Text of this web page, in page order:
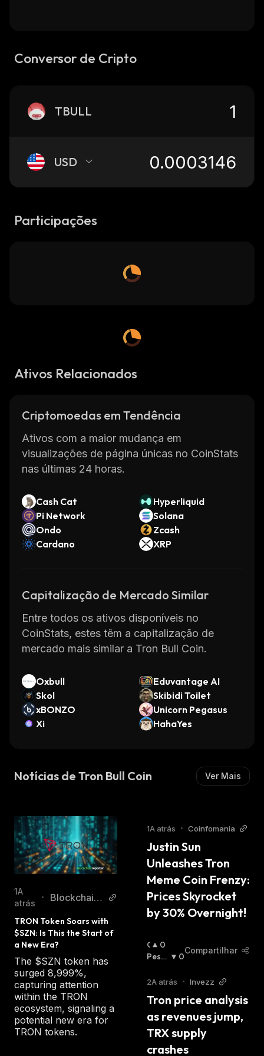
Conversor de Cripto
TBULL
USD
Participações
Ativos Relacionados
Criptomoedas em Tendência
Ativos com a maior mudança em
visualizações de página únicas no CoinStats
nas últimas 24 horas.
Cash Cat
Hyperliquid
Pi Network
Solana
Ondo
Zcash
Cardano
XRP
Capitalização de Mercado Similar
Entre todos os ativos disponíveis no
CoinStats, estes têm a capitalização de
mercado mais similar a Tron Bull Coin.
Oxbull
Eduvantage AI
Skol
Skibidi Toilet
xBONZO
Unicorn Pegasus
Xi
HahaYes
Notícias de Tron Bull Coin Ver Mais
1A
atrás
•
Blockchain
TRON Token Soars with
$SZN: Is This the Start of
a New Era?
The $SZN token has
surged 8,999%,
capturing attention
within the TRON
ecosystem, signaling a
potential new era for
TRON tokens.
1A atrás • Coinfomania
Justin Sun
Unleashes Tron
Meme Coin Frenzy:
Prices Skyrocket
by 30% Overnight!
O
T
M
S
T
A
0
Pessi
:
0
Compartilhar
2A atrás • Invezz
Tron price analysis
as revenues jump,
TRX supply
crashes